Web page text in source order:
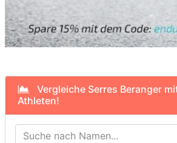
Vergleiche Serres Beranger
Athleten!